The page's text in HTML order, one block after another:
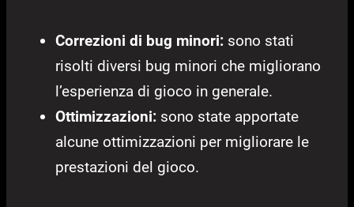
Correzioni di bug minori: sono stati
risolti diversi bug minori che migliorano
l’esperienza di gioco in generale.
Ottimizzazioni: sono state apportate
alcune ottimizzazioni per migliorare le
prestazioni del gioco.